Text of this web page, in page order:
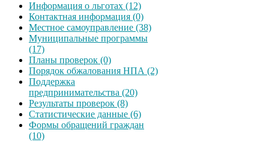
Информация о льготах (12)
Контактная информация (0)
Местное самоуправление (38)
Муниципальные программы
(17)
Планы проверок (0)
Порядок обжалования НПА (2)
Поддержка
предпринимательства (20)
Результаты проверок (8)
Статистические данные (6)
Формы обращений граждан
(10)